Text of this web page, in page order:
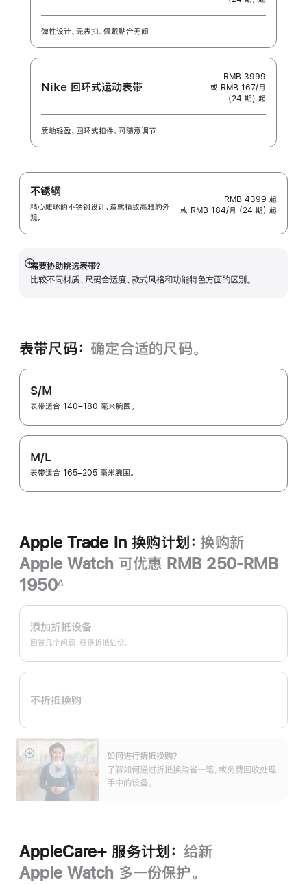
弹性设计、无表扣、佩戴贴合无间
Nike 回环式运动表带
RMB 3999
或 RMB 167/月
(24 期) 起
质地轻盈、回环式扣件、可随意调节
不锈钢
精心雕琢的不锈钢设计，造就精致高雅的外
观。
RMB 4399 起
或 RMB 184/月 (24 期) 起
需要协助挑选表带？
比较不同材质、尺码合适度、款式风格和功能特色方面的区别。
展
开
表带尺码： 确定合适的尺码。
S/M
表带适合 140–180 毫米腕围。
M/L
表带适合 165–205 毫米腕围。
Apple Trade In 换购计划： 换购新
Apple Watch 可优惠 RMB 250-RMB
1950
注
∆
Apple
Trade
换
购
划：
添加折抵设备
回答几个问题，获得折抵估价。
不折抵换购
如何进行折抵换购？
了解如何通过折抵换购省一笔，或免费回收处理
手中的设备。
展
AppleCare+ 服务计划： 给新
Apple Watch 多一份保护。